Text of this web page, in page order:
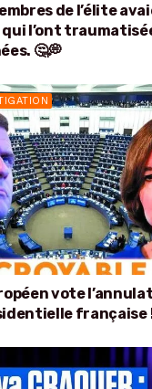
de l’élite
l’ont
🤔💭
vote
française